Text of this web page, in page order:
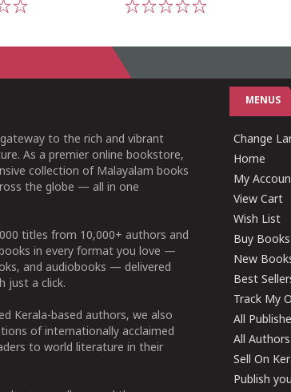
to the rich and vibrant
As a premier online bookstore,
collection of Malayalam books
the globe — all in one
titles from 10,000+ authors and
in every format you love —
and audiobooks — delivered
just a click.
Kerala-based authors, we also
of internationally acclaimed
to world literature in their
MENUS
Change
Home
My
View Cart
Wish List
Buy Books
New
Best
Track My
All
All Authors
Sell On
Publish